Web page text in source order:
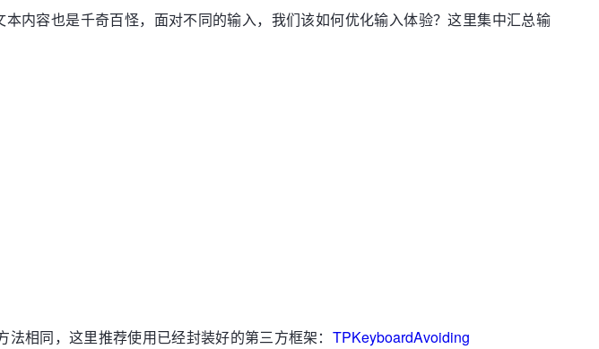
内容也是千奇百怪，面对不同的输入，我们该如何优化输入体验？这里集中汇总输
相同，这里推荐使用已经封装好的第三方框架： TPKeyboardAvoiding